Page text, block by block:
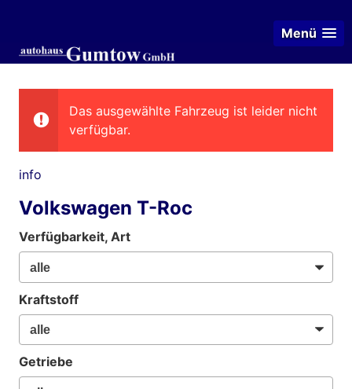
Menü
Das ausgewählte Fahrzeug ist leider nicht
verfügbar.
info
Volkswagen T-Roc
Verfügbarkeit, Art
Kraftstoff
Getriebe